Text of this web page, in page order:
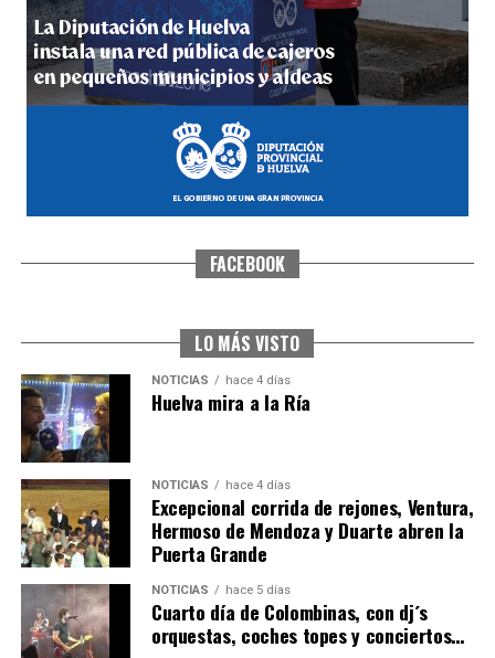
4º DÍA DE LAS FIESTAS COLOMBINAS 2026
hace 5 días·Huelvatv
SEXTA CORRIDA DE LAS FIESTAS COLOMBINAS
6º DÍA DE LAS FIESTAS COLOMBINAS 2026
hace 3 días Huelvatv
FACEBOOK
LO MÁS VISTO
NOTICIAS hace 4 días
Huelva mira a la Ría
NOTICIAS hace 4 días
Excepcional corrida de rejones, Ventura,
Hermoso de Mendoza y Duarte abren la
Puerta Grande
NOTICIAS hace 5 días
Cuarto día de Colombinas, con dj´s
orquestas, coches topes y conciertos…